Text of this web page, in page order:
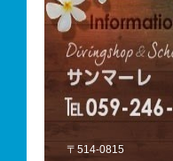
〒514-0815